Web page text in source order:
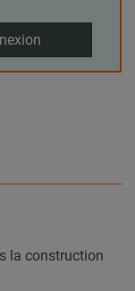
la construction